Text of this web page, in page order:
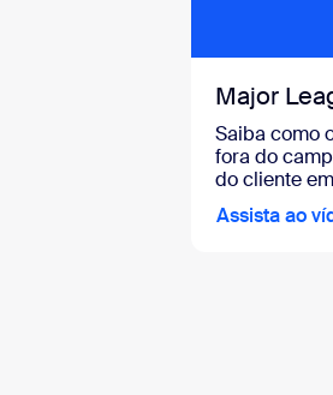
Major
Saiba como
fora do
do cliente
Assista ao